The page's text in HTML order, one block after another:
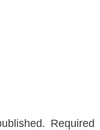
Required